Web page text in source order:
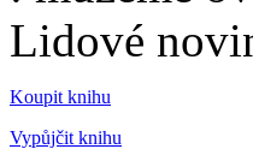
Koupit knihu
Vypůjčit knihu